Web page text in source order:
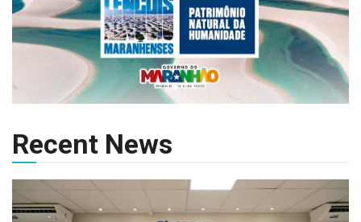
Recent News